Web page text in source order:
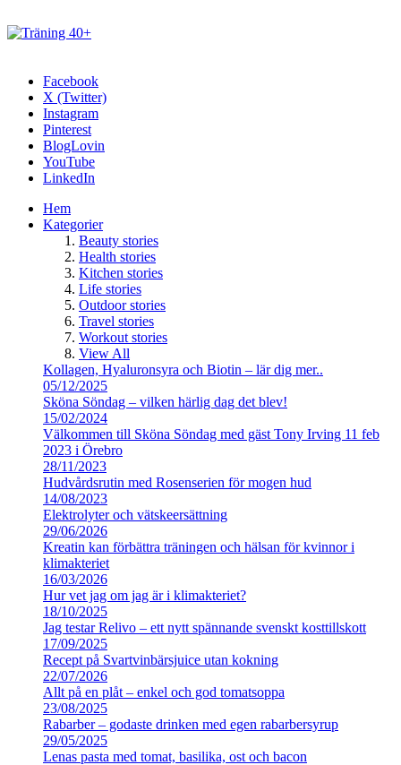
Facebook
X (Twitter)
Instagram
Pinterest
BlogLovin
YouTube
LinkedIn
Hem
Kategorier
Beauty stories
Health stories
Kitchen stories
Life stories
Outdoor stories
Travel stories
Workout stories
View All
Kollagen, Hyaluronsyra och Biotin – lär dig mer..
05/12/2025
Sköna Söndag – vilken härlig dag det blev!
15/02/2024
Välkommen till Sköna Söndag med gäst Tony Irving 11 feb
2023 i Örebro
28/11/2023
Hudvårdsrutin med Rosenserien för mogen hud
14/08/2023
Elektrolyter och vätskeersättning
29/06/2026
Kreatin kan förbättra träningen och hälsan för kvinnor i
klimakteriet
16/03/2026
Hur vet jag om jag är i klimakteriet?
18/10/2025
Jag testar Relivo – ett nytt spännande svenskt kosttillskott
17/09/2025
Recept på Svartvinbärsjuice utan kokning
22/07/2026
Allt på en plåt – enkel och god tomatsoppa
23/08/2025
Rabarber – godaste drinken med egen rabarbersyrup
29/05/2025
Lenas pasta med tomat, basilika, ost och bacon